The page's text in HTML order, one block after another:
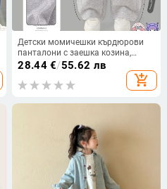
Детски момичешки кърдюрови
панталони с заешка козина,
тематика My Melody и Kuromi,
корейски стил, пролет 2025 –
възраст 3–8 години.
28.44€/55.62 лв
add_shopping_cart